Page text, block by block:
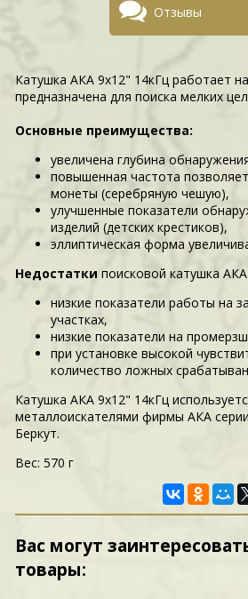
Отзывы
Катушка АКА 9х12" 14кГц работает
предназначена для поиска мелких
Основные преимущества:
увеличена глубина
повышенная частота
монеты (серебряную чешую),
улучшенные показатели
изделий (детских крестиков),
эллиптическая форма
Недостатки поисковой катушка
низкие показатели работы на
участках,
низкие показатели на
при установке высокой
количество ложных
Катушка АКА 9х12" 14кГц
металлоискателями фирмы АКА
Беркут.
Вес: 570 г
Вас могут
товары: